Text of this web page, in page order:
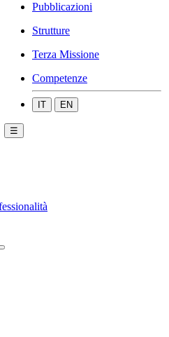
Pubblicazioni
Strutture
Terza Missione
Competenze
IT EN
☰